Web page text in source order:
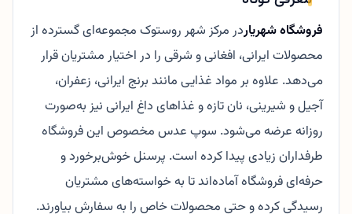
فروشگاه شهریاردر مرکز شهر روستوک مجموعه‌ای گسترده از
محصولات ایرانی، افغانی و شرقی را در اختیار مشتریان قرار
می‌دهد. علاوه بر مواد غذایی مانند برنج ایرانی، زعفران،
آجیل و شیرینی، نان تازه و غذاهای داغ ایرانی نیز به‌صورت
روزانه عرضه می‌شود. سوپ عدس مخصوص این فروشگاه
طرفداران زیادی پیدا کرده است. پرسنل خوش‌برخورد و
حرفه‌ای فروشگاه آماده‌اند تا به خواسته‌های مشتریان
رسیدگی کرده و حتی محصولات خاص را به سفارش بیاورند.